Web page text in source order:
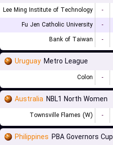
Lee Ming Institute of Technology -
Fu Jen Catholic University
-
Bank of Taiwan
-
Uruguay Metro League
Colon -
Australia NBL1 North Women
Townsville Flames (W) -
Philippines PBA Governors Cup